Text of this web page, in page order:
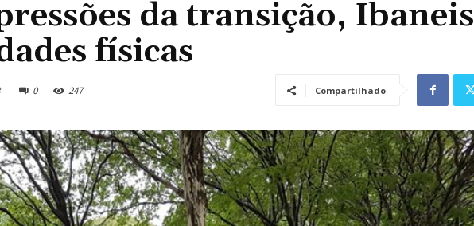
da transição, Ibaneis
físicas
0 247 Compartilhado